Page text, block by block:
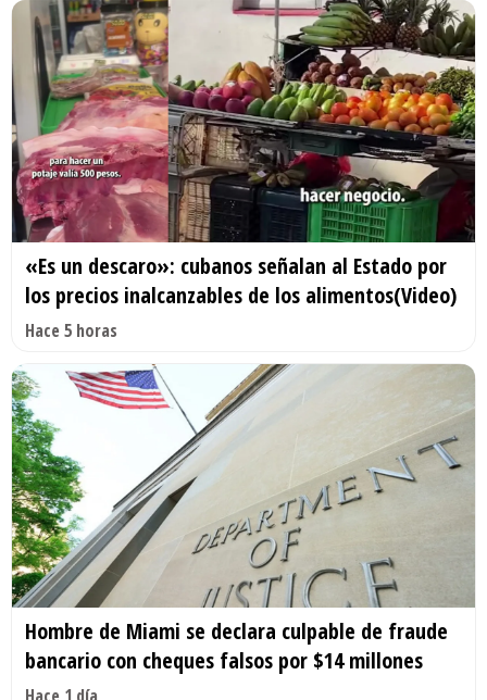
«Es un descaro»: cubanos señalan al Estado por
los precios inalcanzables de los alimentos(Video)
Hace 5 horas
Hombre de Miami se declara culpable de fraude
bancario con cheques falsos por $14 millones